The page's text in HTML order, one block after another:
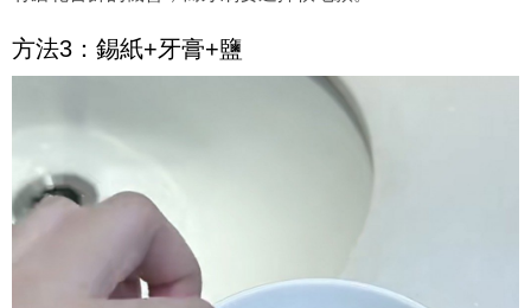
方法3：錫紙+牙膏+鹽